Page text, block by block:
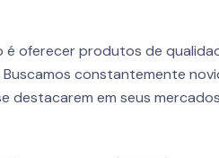
é oferecer produtos de
Buscamos constantemente
destacarem em seus